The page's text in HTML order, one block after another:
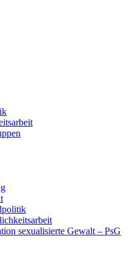
sexualisierte Gewalt – PsG